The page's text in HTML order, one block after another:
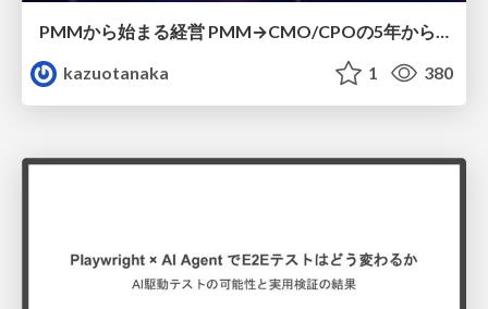
PMMから始まる経営 PMM→CMO/CPOの5年から導いた、 PMMの役割
kazuotanaka
1 380